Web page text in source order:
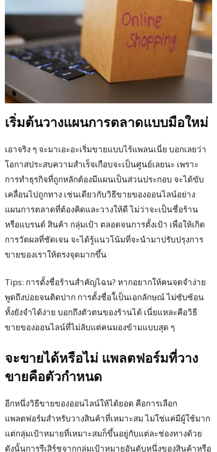
เริ่มต้นวางแผนการตลาดแบบมือใหม่
เอาจริง ๆ จะมาเอะอะเริ่มขายแบบไร้แพลนเนี่ย บอกเลยว่า
โอกาสประสบความสำเร็จเกือบจะเป็นศูนย์เลยนะ เพราะ
การทำธุรกิจที่ถูกหลักต้องมีแผนเป็นส่วนประกอบ จะได้ขับ
เคลื่อนไปถูกทาง เช่นเดียวกับวิธีขายของออนไลน์อย่าง
แผนการตลาดที่ต้องคิดและวางให้ดี ไม่ว่าจะเป็นชื่อร้าน
หรือแบรนด์ สินค้า กลุ่มเป้า ตลอดจนการตั้งเป้า เพื่อให้เกิด
การวัดผลที่ชัดเจน จะได้รู้แนวโน้มที่จะนำมาปรับปรุงการ
ขายของเราให้ตรงจุดมากขึ้น
Tips: การตั้งชื่อร้านสำคัญไฉน? หากอยากให้คนจดจำง่าย
พูดถึงบ่อยจนติดปาก การตั้งชื่อใ้เป็นเอกลักษณ์ ไม่ซับซ้อน
ทั้งยังจำได้ง่าย บอกถึงตัวตนของร้านได้ เนี่ยแหละคือวิธี
ขายของออนไลน์ที่ไม่ลับแต่คนมองข้ามแบบสุด ๆ
จะขายได้หรือไม่ แพลตฟอร์มที่วาง
ขายคือตัวกำหนด
อีกหนึ่งวิธีขายของออนไลน์ให้ได้ยอด คือการเลือก
แพลตฟอร์มสำหรับวางสินค้าที่เหมาะสม ไม่ใช่แค่มีผู้ใช้มาก
แต่กลุ่มเป้าหมายที่เหมาะสมก็ขึ้นอยู่กับแต่ละช่องทางด้วย
ดังนั้นการรีเสิร์ชจากกลุ่มเป้าหมายอันดับหนึ่งของสินค้าหรือ